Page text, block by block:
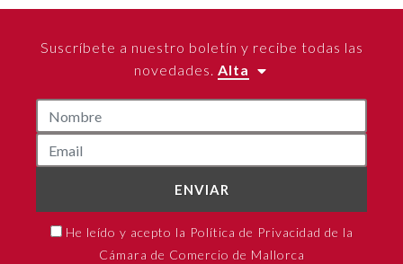
Suscríbete a nuestro boletín y recibe todas las
novedades. Alta
ENVIAR
He leído y acepto la Política de Privacidad de la
Cámara de Comercio de Mallorca